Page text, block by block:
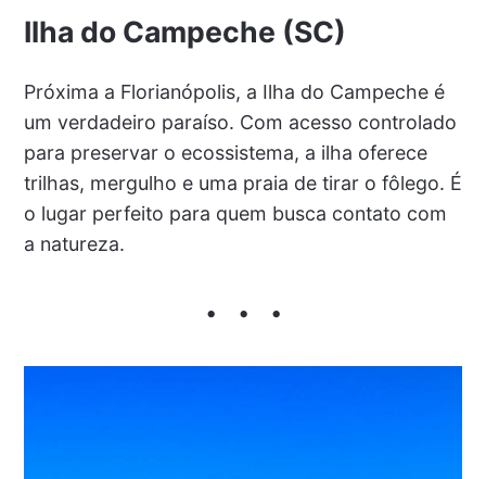
Ilha do Campeche (SC)
Próxima a Florianópolis, a Ilha do Campeche é
um verdadeiro paraíso. Com acesso controlado
para preservar o ecossistema, a ilha oferece
trilhas, mergulho e uma praia de tirar o fôlego. É
o lugar perfeito para quem busca contato com
a natureza.